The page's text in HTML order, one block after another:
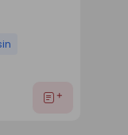
Ajouter